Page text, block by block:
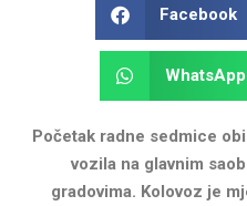
Facebook
WhatsApp
Početak radne sedmice
vozila na glavnim
gradovima. Kolovoz je